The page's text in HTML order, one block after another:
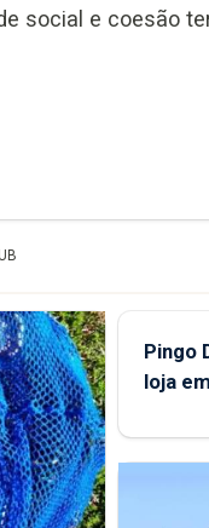
social e coesão
Pingo
loja